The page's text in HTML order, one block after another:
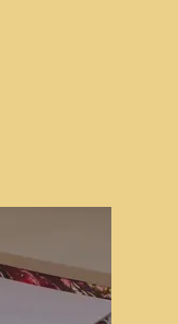
Add to
wishlist